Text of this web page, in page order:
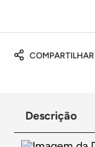
COMPARTILHAR
Descrição